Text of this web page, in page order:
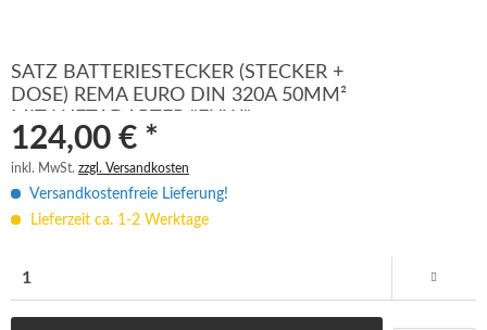
SATZ BATTERIESTECKER (STECKER +
DOSE) REMA EURO DIN 320A 50MM²
124,00 € *
inkl. MwSt. zzgl. Versandkosten
Versandkostenfreie Lieferung!
Lieferzeit ca. 1-2 Werktage